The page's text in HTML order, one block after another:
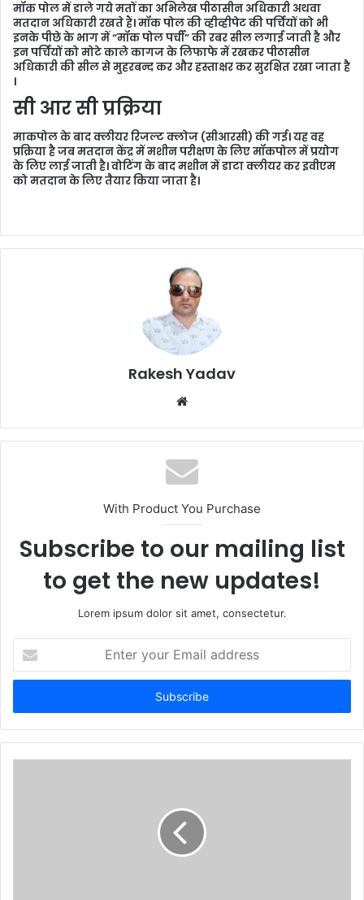
मॉक पोल में डाले गये मतों का अभिलेख पीठासीन अधिकारी अथवा
मतदान अधिकारी रखते हैं। मॉक पोल की व्हीव्हीपेट की पर्चियों को भी
इनके पीछे के भाग में “मॉक पोल पर्ची” की रबर सील लगाई जाती है और
इन पर्चियों को मोटे काले कागज के लिफाफे में रखकर पीठासीन
अधिकारी की सील से मुहरबन्द कर और हस्ताक्षर कर सुरक्षित रखा जाता है
।
सी आर सी प्रक्रिया
माकपोल के बाद क्लीयर रिजल्ट क्लोज (सीआरसी) की गई। यह वह
प्रक्रिया है जब मतदान केंद्र में मशीन परीक्षण के लिए मॉकपोल में प्रयोग
के लिए लाई जाती है। वोटिंग के बाद मशीन में डाटा क्लीयर कर इवीएम
को मतदान के लिए तैयार किया जाता है।
Rakesh Yadav
b
s
i
e
With Product You Purchase
Subscribe to our mailing list
to get the new updates!
Lorem ipsum dolor sit amet, consectetur.
t
r
y